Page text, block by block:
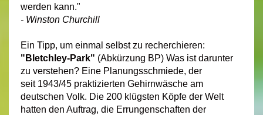
werden kann."
- Winston Churchill
Ein Tipp, um einmal selbst zu recherchieren:
"Bletchley-Park" (Abkürzung BP) Was ist darunter
zu verstehen? Eine Planungsschmiede, der
seit 1943/45 praktizierten Gehirnwäsche am
deutschen Volk. Die 200 klügsten Köpfe der Welt
hatten den Auftrag, die Errungenschaften der